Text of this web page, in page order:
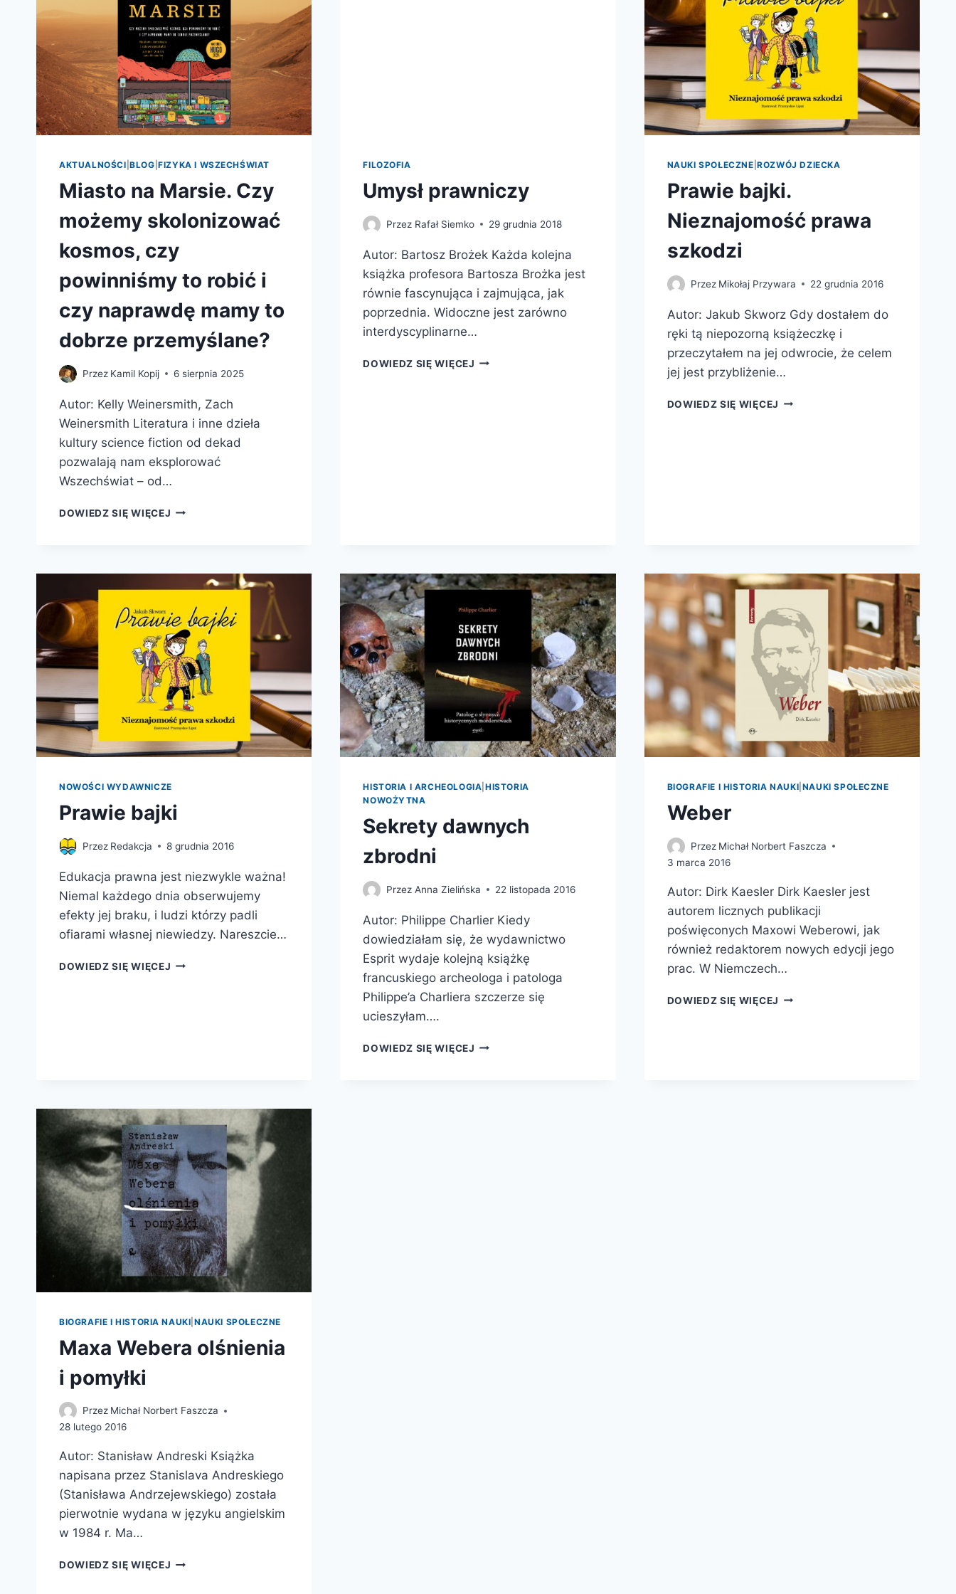
AKTUALNOŚCI |BLOG |FIZYKA I WSZECHŚWIAT
Miasto na Marsie. Czy
możemy skolonizować
kosmos, czy
powinniśmy to robić i
czy naprawdę mamy to
dobrze przemyślane?
Przez Kamil Kopij 6 sierpnia 2025
Autor: Kelly Weinersmith, Zach
Weinersmith Literatura i inne dzieła
kultury science fiction od dekad
pozwalają nam eksplorować
Wszechświat – od…
DOWIEDZ SIĘ WIĘCEJ MIASTO
SKOLONIZOWAĆ
CZY
POWINNIŚMY
TO
ROBIĆ
I
CZY
NAPRAWDĘ
MAMY
TO
DOBRZE
FILOZOFIA
Umysł prawniczy
Przez Rafał Siemko 29 grudnia 2018
Autor: Bartosz Brożek Każda kolejna
książka profesora Bartosza Brożka jest
równie fascynująca i zajmująca, jak
poprzednia. Widoczne jest zarówno
interdyscyplinarne…
DOWIEDZ SIĘ WIĘCEJ UMYSŁ
NAUKI SPOŁECZNE |ROZWÓJ DZIECKA
Prawie bajki.
Nieznajomość prawa
szkodzi
Przez Mikołaj Przywara 22 grudnia 2016
Autor: Jakub Skworz Gdy dostałem do
ręki tą niepozorną książeczkę i
przeczytałem na jej odwrocie, że celem
jej jest przybliżenie…
DOWIEDZ SIĘ WIĘCEJ PRAWIE
NOWOŚCI WYDAWNICZE
Prawie bajki
Przez Redakcja 8 grudnia 2016
Edukacja prawna jest niezwykle ważna!
Niemal każdego dnia obserwujemy
efekty jej braku, i ludzi którzy padli
ofiarami własnej niewiedzy. Nareszcie…
DOWIEDZ SIĘ WIĘCEJ PRAWIE
HISTORIA I ARCHEOLOGIA |HISTORIA
NOWOŻYTNA
Sekrety dawnych
zbrodni
Przez Anna Zielińska 22 listopada 2016
Autor: Philippe Charlier Kiedy
dowiedziałam się, że wydawnictwo
Esprit wydaje kolejną książkę
francuskiego archeologa i patologa
Philippe’a Charliera szczerze się
ucieszyłam….
DOWIEDZ SIĘ WIĘCEJ SEKRETY
BIOGRAFIE I HISTORIA NAUKI NAUKI SPOŁECZNE
Weber
Przez Michał Norbert Faszcza
3 marca 2016
Autor: Dirk Kaesler Dirk Kaesler jest
autorem licznych publikacji
poświęconych Maxowi Weberowi, jak
również redaktorem nowych edycji jego
prac. W Niemczech…
DOWIEDZ SIĘ WIĘCEJ WEBER
BIOGRAFIE I HISTORIA NAUKI |NAUKI SPOŁECZNE
Maxa Webera olśnienia
i pomyłki
Przez Michał Norbert Faszcza
28 lutego 2016
Autor: Stanisław Andreski Książka
napisana przez Stanislava Andreskiego
(Stanisława Andrzejewskiego) została
pierwotnie wydana w języku angielskim
w 1984 r. Ma…
DOWIEDZ SIĘ WIĘCEJ MAXA